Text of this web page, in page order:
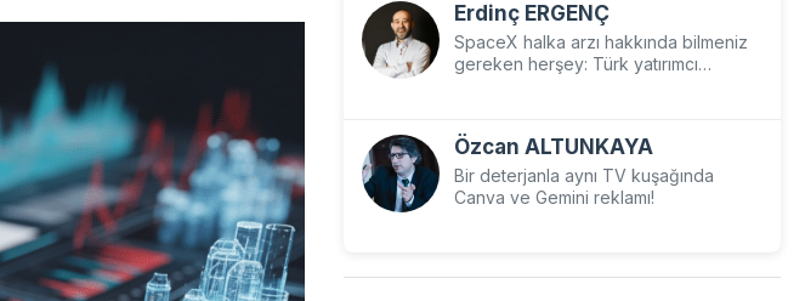
Erdinç ERGENÇ
SpaceX halka arzı hakkında bilmeniz
gereken herşey: Türk yatırımcı
Özcan ALTUNKAYA
Bir deterjanla aynı TV kuşağında
Canva ve Gemini reklamı!